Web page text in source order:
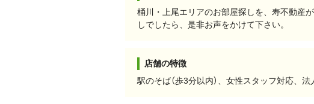
桶川・上尾エリアのお部屋探しを、寿不動産
しでしたら、是非お声をかけて下さい。
店舗の特徴
駅のそば（歩3分以内）、女性スタッフ対応、